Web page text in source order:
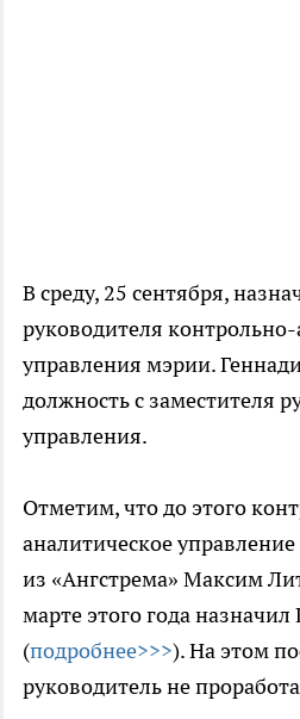
В среду, 25 сентября,
руководителя
управления мэрии.
должность с заместителя
управления.
Отметим, что до этого
аналитическое
из «Ангстрема» Максим
марте этого года
(подробнее>>>). На этом
руководитель не